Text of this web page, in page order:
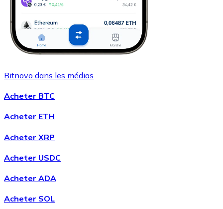
Bitnovo dans les médias
Acheter BTC
Acheter ETH
Acheter XRP
Acheter USDC
Acheter ADA
Acheter SOL